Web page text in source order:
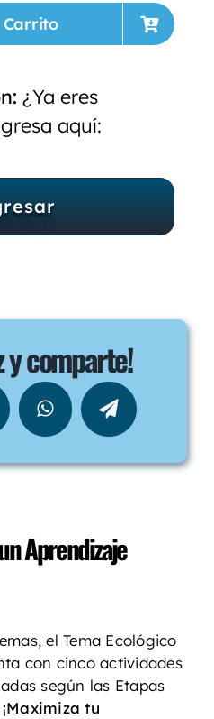
¿Ya eres
aquí:
y comparte!
Aprendizaje
el Tema Ecológico
con cinco actividades
según las Etapas
¡Maximiza tu